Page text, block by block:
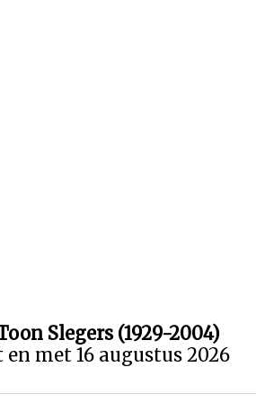
Slegers (1929-2004)
met 16 augustus 2026